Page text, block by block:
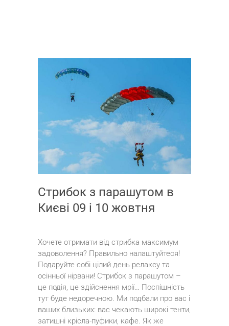
Стрибок з парашутом в
Києві 09 і 10 жовтня
Хочете отримати від стрибка максимум
задоволення? Правильно налаштуйтеся!
Подаруйте собі цілий день релаксу та
осінньої нірвани! Стрибок з парашутом –
це подія, це здійснення мрії… Поспішність
тут буде недоречною. Ми подбали про вас і
ваших близьких: вас чекають широкі тенти,
затишні крісла-пуфики, кафе. Як же